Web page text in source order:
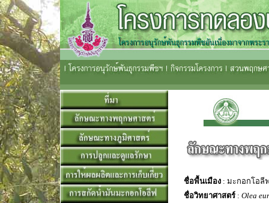
ชื่อพื้นเมือง : มะกอกโอลี
ชื่อวิทยาศาสตร์ : Olea